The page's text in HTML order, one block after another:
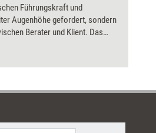
Führungskraft und
Augenhöhe gefordert, sondern
Berater und Klient. Das
zur Selbstreflexion.